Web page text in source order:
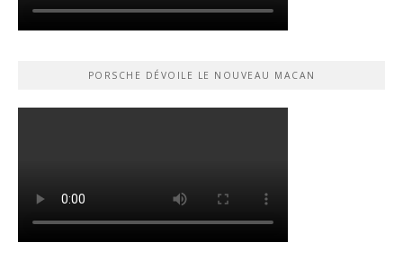
PORSCHE DÉVOILE LE NOUVEAU MACAN